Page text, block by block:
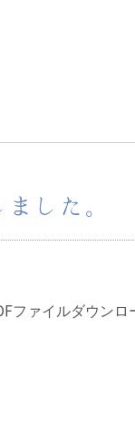
した。
ファイルダウンロ